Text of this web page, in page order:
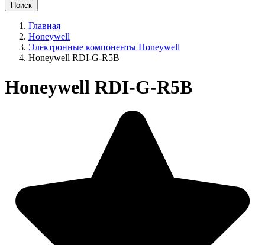
Поиск
Главная
Honeywell
Электронные компоненты Honeywell
Honeywell RDI-G-R5B
Honeywell RDI-G-R5B